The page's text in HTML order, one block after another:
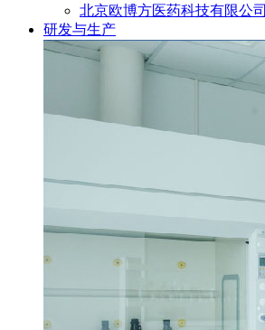
北京欧博方医药科技有限公司
研发与生产